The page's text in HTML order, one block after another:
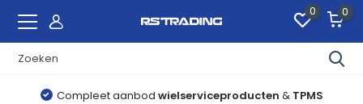
0 0
Compleet aanbod wielserviceproducten & TPMS